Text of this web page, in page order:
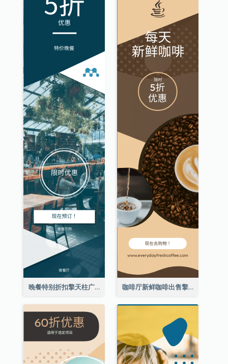
晚餐特别折扣擎天柱广告 咖啡厅新鲜咖啡出售擎天柱广告